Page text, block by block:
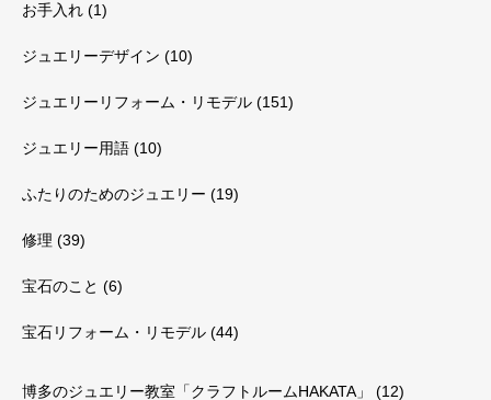
お手入れ (1)
ジュエリーデザイン (10)
ジュエリーリフォーム・リモデル (151)
ジュエリー用語 (10)
ふたりのためのジュエリー (19)
修理 (39)
宝石のこと (6)
宝石リフォーム・リモデル (44)
博多のジュエリー教室「クラフトルームHAKATA」 (12)